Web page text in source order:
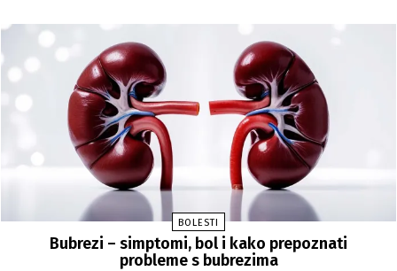
BOLESTI
Bubrezi – simptomi, bol i kako prepoznati
probleme s bubrezima